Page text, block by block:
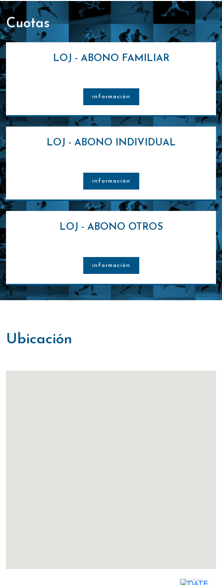
cuotas
LOJ - ABONO FAMILIAR
información
LOJ - ABONO INDIVIDUAL
información
LOJ - ABONO OTROS
información
ubicación